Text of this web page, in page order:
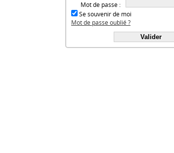
Mot de passe :
Se souvenir de moi
Mot de passe oublié ?